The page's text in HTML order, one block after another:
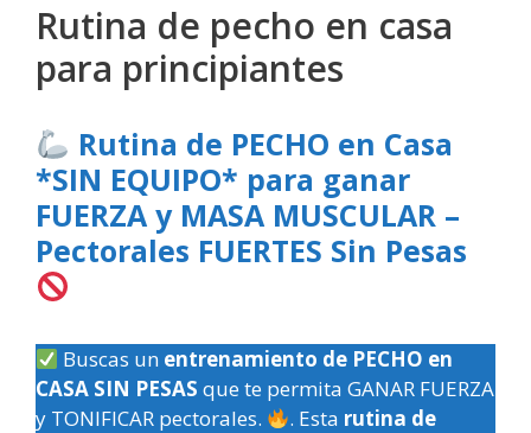
Rutina de pecho en casa
para principiantes
Rutina de PECHO en Casa
*SIN EQUIPO* para ganar
FUERZA y MASA MUSCULAR –
Pectorales FUERTES Sin Pesas
Buscas un entrenamiento de PECHO en
CASA SIN PESAS que te permita GANAR FUERZA
y TONIFICAR pectorales.
. Esta rutina de